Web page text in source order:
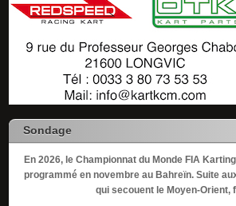
Sondage
En 2026, le Championnat du Monde FIA
programmé en novembre au Bahreïn. Suite
qui secouent le Moyen-Orient,